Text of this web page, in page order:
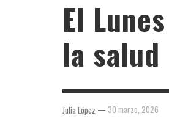
El
la salud
Julia López — 30 marzo, 2026